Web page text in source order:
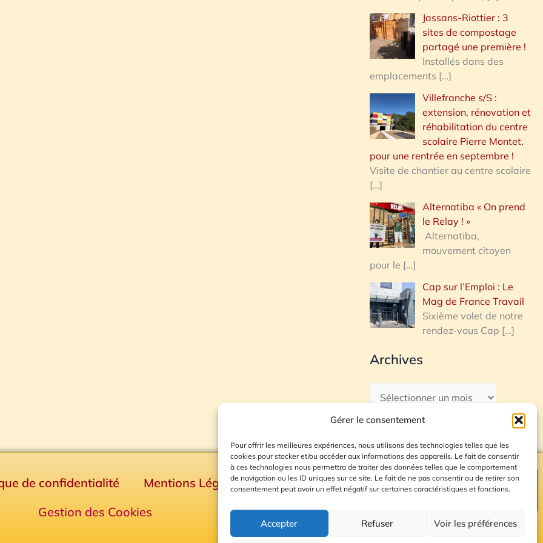
Gérer le consentement
Pour offrir les meilleures expériences, nous utilisons des technologies telles que les
cookies pour stocker et/ou accéder aux informations des appareils. Le fait de consentir
à ces technologies nous permettra de traiter des données telles que le comportement
de navigation ou les ID uniques sur ce site. Le fait de ne pas consentir ou de retirer son
consentement peut avoir un effet négatif sur certaines caractéristiques et fonctions.
Accepter Refuser Voir les préférences
Jassans-Riottier : 3
sites de compostage
partagé une première !
Installés dans des
emplacements […]
Villefranche s/S :
extension, rénovation et
réhabilitation du centre
scolaire Pierre Montet,
pour une rentrée en septembre !
Visite de chantier au centre scolaire
[…]
Alternatiba « On prend
le Relay ! »
Alternatiba,
mouvement citoyen
pour le […]
Cap sur l’Emploi : Le
Mag de France Travail
Sixième volet de notre
rendez-vous Cap […]
Archives
de confidentialité Mentions Légales
Plan du site
Gestion des Cookies